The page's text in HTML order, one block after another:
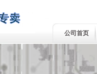
公司首页